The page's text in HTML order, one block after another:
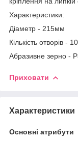
Характеристики:
Діаметр - 215мм
Кількість отворів -
Абразивне зерно -
Приховати
Характеристики
Основні атрибути